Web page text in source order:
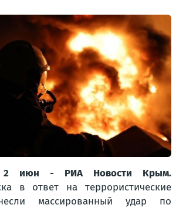
2 июн - РИА Новости Крым.
в ответ на террористические
массированный удар по